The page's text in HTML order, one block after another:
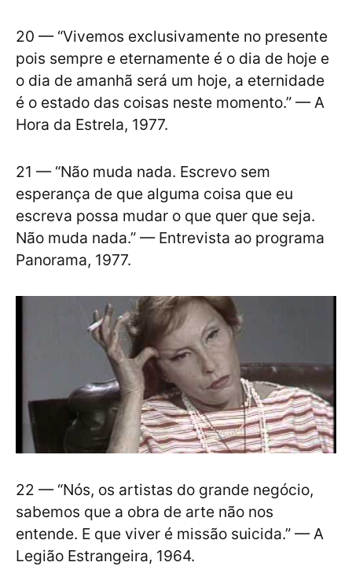
20 — “Vivemos exclusivamente no presente
pois sempre e eternamente é o dia de hoje e
o dia de amanhã será um hoje, a eternidade
é o estado das coisas neste momento.” — A
Hora da Estrela, 1977.
21 — “Não muda nada. Escrevo sem
esperança de que alguma coisa que eu
escreva possa mudar o que quer que seja.
Não muda nada.” — Entrevista ao programa
Panorama, 1977.
22 — “Nós, os artistas do grande negócio,
sabemos que a obra de arte não nos
entende. E que viver é missão suicida.” — A
Legião Estrangeira, 1964.